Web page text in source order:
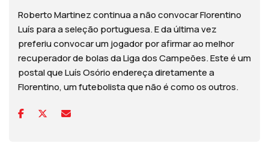
Roberto Martinez continua a não convocar Florentino
Luís para a seleção portuguesa. E da última vez
preferiu convocar um jogador por afirmar ao melhor
recuperador de bolas da Liga dos Campeões. Este é um
postal que Luís Osório endereça diretamente a
Florentino, um futebolista que não é como os outros.